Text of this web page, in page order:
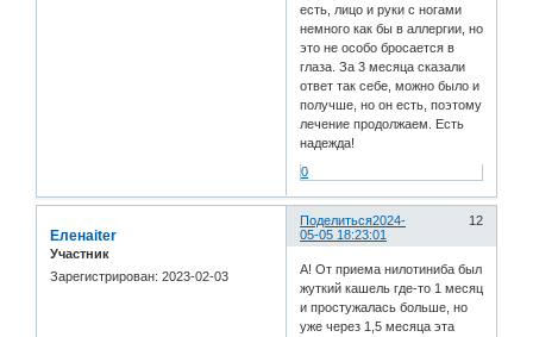
есть, лицо и руки с ногами
немного как бы в аллергии, но
это не особо бросается в
глаза. За 3 месяца сказали
ответ так себе, можно было и
получше, но он есть, поэтому
лечение продолжаем. Есть
надежда!
0
Поделиться 12
2024-
05-05 18:23:01
Еленаiter
Участник
Зарегистрирован: 2023-02-03
А! От приема нилотиниба был
жуткий кашель где-то 1 месяц
и простужалась больше, но
уже через 1,5 месяца эта